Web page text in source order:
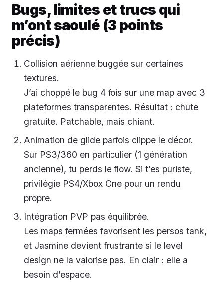
Bugs, limites et trucs qui
m’ont saoulé (3 points
précis)
Collision aérienne buggée sur certaines
textures.
J’ai choppé le bug 4 fois sur une map avec 3
plateformes transparentes. Résultat : chute
gratuite. Patchable, mais chiant.
Animation de glide parfois clippe le décor.
Sur PS3/360 en particulier (1 génération
ancienne), tu perds le flow. Si t’es puriste,
privilégie PS4/Xbox One pour un rendu
propre.
Intégration PVP pas équilibrée.
Les maps fermées favorisent les persos tank,
et Jasmine devient frustrante si le level
design ne la valorise pas. En clair : elle a
besoin d’espace.